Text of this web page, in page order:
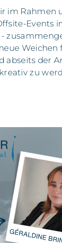
im Rahmen
Events
-
Weichen
abseits der
zu